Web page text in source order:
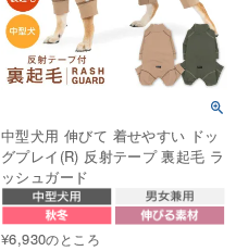
中型犬用 伸びて 着せやすい ドッ
グプレイ(R) 反射テープ 裏起毛 ラ
ッシュガード
¥6,930のところ